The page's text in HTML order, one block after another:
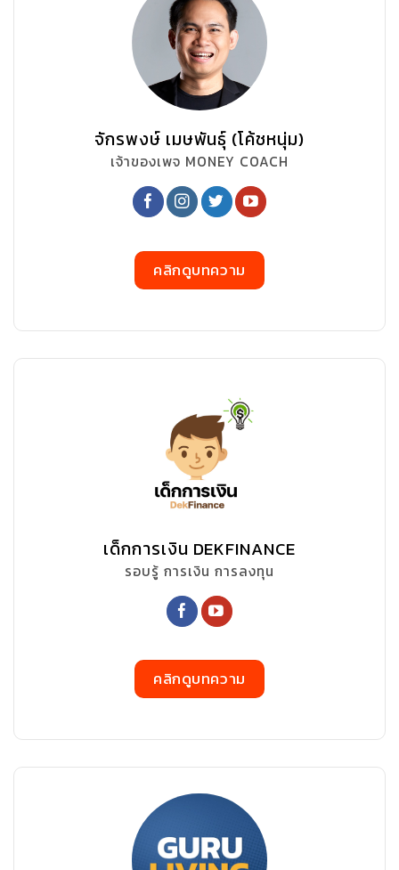
จักรพงษ์ เมษพันธุ์ (โค้ชหนุ่ม)
เจ้าของเพจ MONEY COACH
คลิกดูบทความ
เด็กการเงิน DEKFINANCE
รอบรู้ การเงิน การลงทุน
คลิกดูบทความ